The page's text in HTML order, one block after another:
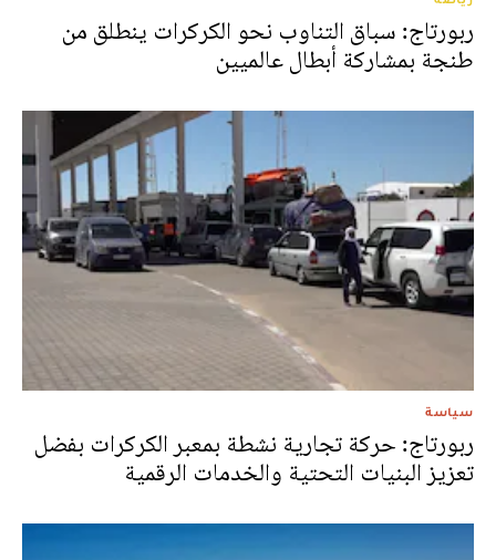
ربورتاج: سباق التناوب نحو الكركرات ينطلق من
طنجة بمشاركة أبطال عالميين
سياسة
ربورتاج: حركة تجارية نشطة بمعبر الكركرات بفضل
تعزيز البنيات التحتية والخدمات الرقمية